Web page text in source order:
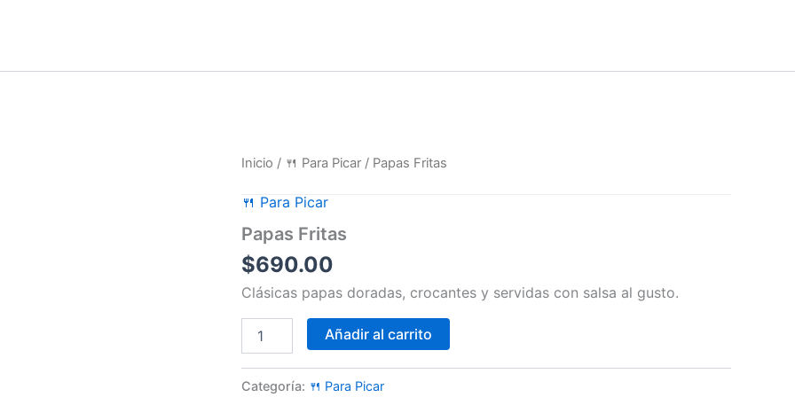
Inicio / 🍴 Para Picar / Papas Fritas
🍴 Para Picar
Papas Fritas
$690.00
Clásicas papas doradas, crocantes y servidas con salsa al gusto.
Papas
cantidad
Añadir al carrito
Categoría: 🍴 Para Picar